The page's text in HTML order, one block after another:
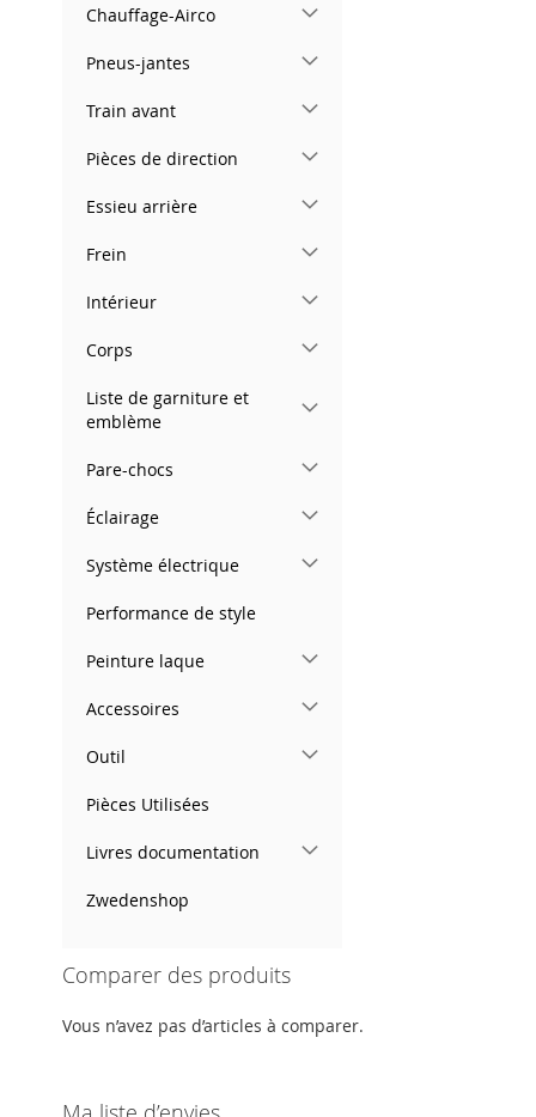
Chauffage-Airco
Pneus-jantes
Train avant
Pièces de direction
Essieu arrière
Frein
Intérieur
Corps
Liste de garniture et
emblème
Pare-chocs
Éclairage
Système électrique
Performance de style
Peinture laque
Accessoires
Outil
Pièces Utilisées
Livres documentation
Zwedenshop
Comparer des produits
Vous n’avez pas d’articles à comparer.